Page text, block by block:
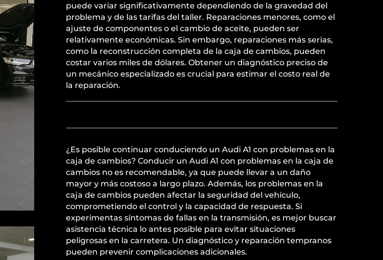
puede variar significativamente dependiendo de la gravedad del
problema y de las tarifas del taller. Reparaciones menores, como el
ajuste de componentes o el cambio de aceite, pueden ser
relativamente económicas. Sin embargo, reparaciones más serias,
como la reconstrucción completa de la caja de cambios, pueden
costar varios miles de dólares. Obtener un diagnóstico preciso de
un mecánico especializado es crucial para estimar el costo real de
la reparación.
¿Es posible continuar conduciendo un Audi A1 con problemas en la
caja de cambios? Conducir un Audi A1 con problemas en la caja de
cambios no es recomendable, ya que puede llevar a un daño
mayor y más costoso a largo plazo. Además, los problemas en la
caja de cambios pueden afectar la seguridad del vehículo,
comprometiendo el control y la capacidad de respuesta. Si
experimentas síntomas de fallas en la transmisión, es mejor buscar
asistencia técnica lo antes posible para evitar situaciones
peligrosas en la carretera. Un diagnóstico y reparación tempranos
pueden prevenir complicaciones adicionales.